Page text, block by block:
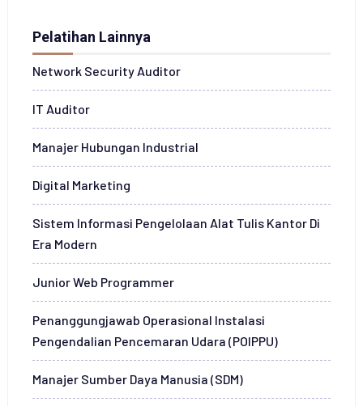
Pelatihan Lainnya
Network Security Auditor
IT Auditor
Manajer Hubungan Industrial
Digital Marketing
Sistem Informasi Pengelolaan Alat Tulis Kantor Di
Era Modern
Junior Web Programmer
Penanggungjawab Operasional Instalasi
Pengendalian Pencemaran Udara (POIPPU)
Manajer Sumber Daya Manusia (SDM)